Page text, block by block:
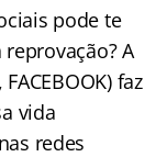
pode te
A
faz
vida
redes